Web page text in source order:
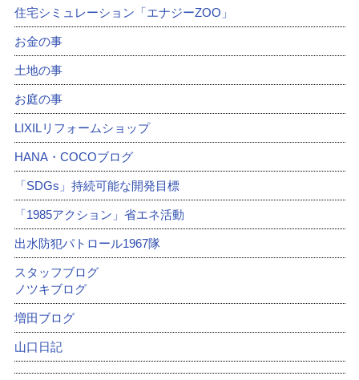
住宅シミュレーション「エナジーZOO」
お金の事
土地の事
お庭の事
LIXILリフォームショップ
HANA・COCOブログ
「SDGs」持続可能な開発目標
「1985アクション」省エネ活動
出水防犯パトロール1967隊
スタッフブログ
ノツキブログ
増田ブログ
山口日記